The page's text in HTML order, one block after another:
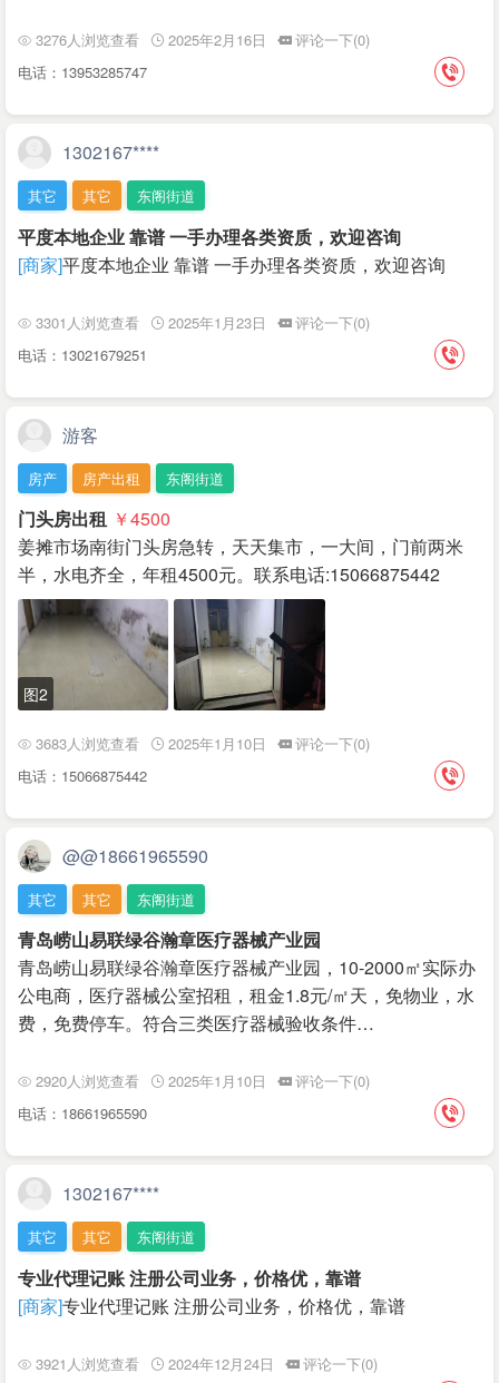
3276人浏览查看 2025年2月16日
评论一下(0)
电话：13953285747
1302167****
其它 其它 东阁街道
平度本地企业 靠谱 一手办理各类资质，欢迎咨询
[商家]平度本地企业 靠谱 一手办理各类资质，欢迎咨询
3301人浏览查看 2025年1月23日
评论一下(0)
电话：13021679251
游客
房产 房产出租 东阁街道
门头房出租 ￥4500
姜摊市场南街门头房急转，天天集市，一大间，门前两米
半，水电齐全，年租4500元。联系电话:15066875442
图2
3683人浏览查看 2025年1月10日
评论一下(0)
电话：15066875442
@@18661965590
其它 其它 东阁街道
青岛崂山易联绿谷瀚章医疗器械产业园
青岛崂山易联绿谷瀚章医疗器械产业园，10-2000㎡实际办
公电商，医疗器械公室招租，租金1.8元/㎡天，免物业，水
费，免费停车。符合三类医疗器械验收条件…
2920人浏览查看 2025年1月10日
评论一下(0)
电话：18661965590
1302167****
其它 其它 东阁街道
专业代理记账 注册公司业务，价格优，靠谱
[商家]专业代理记账 注册公司业务，价格优，靠谱
3921人浏览查看 2024年12月24日
评论一下(0)